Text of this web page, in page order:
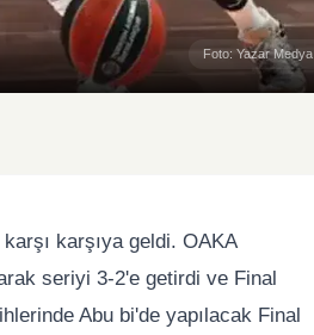
Foto: Yazar Medya
karşıya geldi. OAKA
seriyi 3-2'e getirdi ve Final
Abu bi'de yapılacak Final